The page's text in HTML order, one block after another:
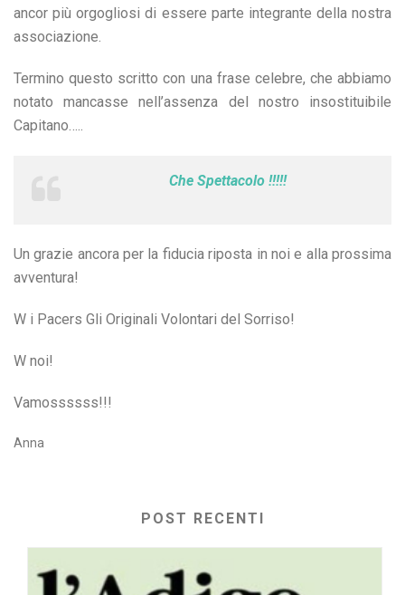
ancor più orgogliosi di essere parte integrante della nostra
associazione.
Termino questo scritto con una frase celebre, che abbiamo
notato mancasse nell’assenza del nostro insostituibile
Capitano…..
Che Spettacolo !!!!!
Un grazie ancora per la fiducia riposta in noi e alla prossima
avventura!
W i Pacers Gli Originali Volontari del Sorriso!
W noi!
Vamossssss!!!
Anna
POST RECENTI